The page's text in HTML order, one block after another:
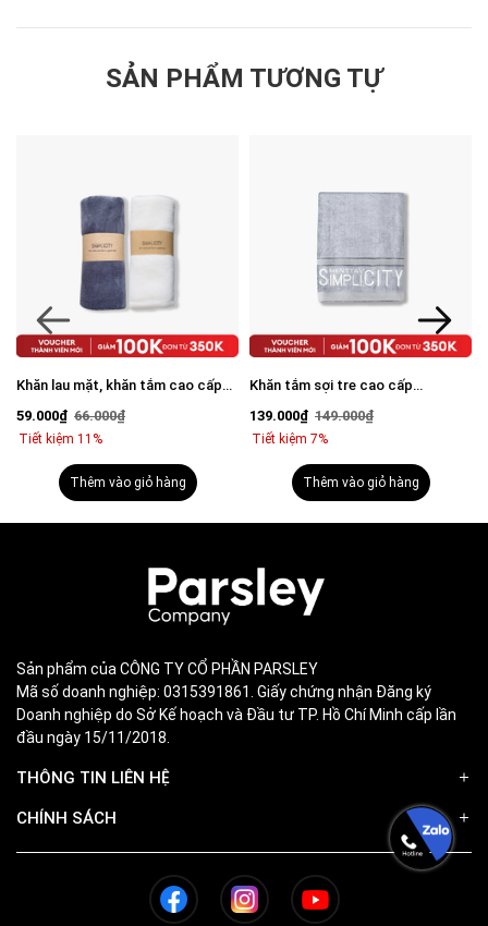
Men Stay Simplicity l Skincare for men l Mỹ phẩm nam
™️ Thương hiệu đã được đăng ký bảo hộ ở Cục Sở hữu trí tuệ.
Sản phẩm đã được cấp giấy công bố mỹ phẩm của Bộ Y tế.
"]"]"]"]
SẢN PHẨM TƯƠNG TỰ
Khăn lau mặt, khăn tắm cao cấp
59.000₫ 66.000₫
Tiết kiệm 11%
Thêm vào giỏ hàng
Khăn tắm sợi tre cao cấp
139.000₫ 149.000₫
Tiết kiệm 7%
Thêm vào giỏ hàng
Sản phẩm của CÔNG TY CỔ PHẦN PARSLEY
Mã số doanh nghiệp: 0315391861. Giấy chứng nhận Đăng ký
Doanh nghiệp do Sở Kế hoạch và Đầu tư TP. Hồ Chí Minh cấp lần
đầu ngày 15/11/2018.
THÔNG TIN LIÊN HỆ
CHÍNH SÁCH